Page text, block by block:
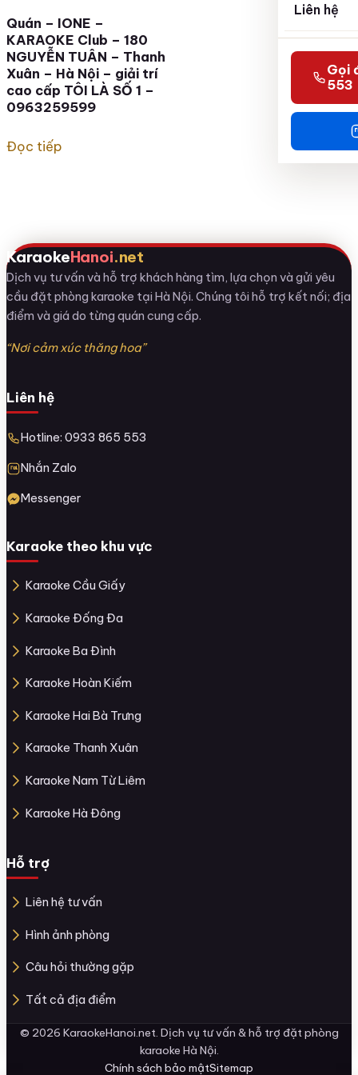
Liên hệ
Gọi
553
Quán – IONE –
KARAOKE Club – 180
NGUYỄN TUÂN – Thanh
Xuân – Hà Nội – giải trí
cao cấp TÔI LÀ SỐ 1 –
0963259599
Đọc tiếp
KaraokeHanoi.net
Dịch vụ tư vấn và hỗ trợ khách hàng tìm, lựa chọn và gửi yêu
cầu đặt phòng karaoke tại Hà Nội. Chúng tôi hỗ trợ kết nối; địa
điểm và giá do từng quán cung cấp.
“Nơi cảm xúc thăng hoa”
Liên hệ
Hotline: 0933 865 553
Nhắn Zalo
Messenger
Karaoke theo khu vực
Karaoke Cầu Giấy
Karaoke Đống Đa
Karaoke Ba Đình
Karaoke Hoàn Kiếm
Karaoke Hai Bà Trưng
Karaoke Thanh Xuân
Karaoke Nam Từ Liêm
Karaoke Hà Đông
Hỗ trợ
Liên hệ tư vấn
Hình ảnh phòng
Câu hỏi thường gặp
Tất cả địa điểm
© 2026 KaraokeHanoi.net. Dịch vụ tư vấn & hỗ trợ đặt phòng
karaoke Hà Nội.
Chính sách bảo mậtSitemap